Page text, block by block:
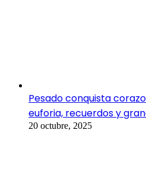
Pesado conquista
euforia, recuerdos y
20 octubre, 2025